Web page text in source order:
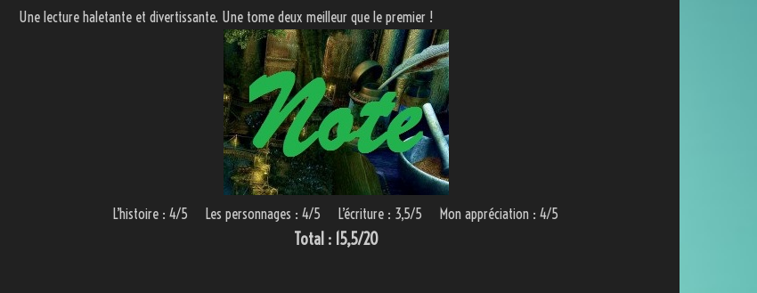
Une lecture haletante et divertissante. Une tome deux meilleur que le premier !
L’histoire : 4/5 Les personnages : 4/5 L’écriture : 3,5/5 Mon appréciation : 4/5
Total : 15,5/20